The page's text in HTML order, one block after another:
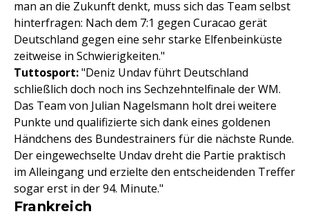
man an die Zukunft denkt, muss sich das Team selbst
hinterfragen: Nach dem 7:1 gegen Curacao gerät
Deutschland gegen eine sehr starke Elfenbeinküste
zeitweise in Schwierigkeiten."
Tuttosport:"Deniz Undav führt Deutschland
schließlich doch noch ins Sechzehntelfinale der WM.
Das Team von Julian Nagelsmann holt drei weitere
Punkte und qualifizierte sich dank eines goldenen
Händchens des Bundestrainers für die nächste Runde.
Der eingewechselte Undav dreht die Partie praktisch
im Alleingang und erzielte den entscheidenden Treffer
sogar erst in der 94. Minute."
Frankreich